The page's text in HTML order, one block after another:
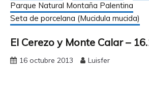
Parque Natural Montaña Palentina
Seta de porcelana (Mucidula mucida)
El Cerezo y Monte Calar –
16 octubre 2013 Luisfer